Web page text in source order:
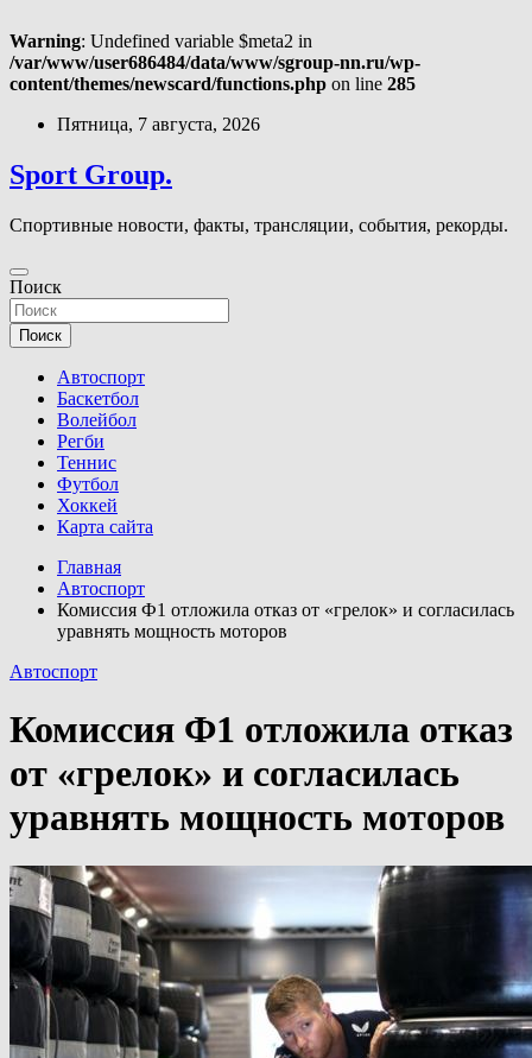
Warning: Undefined variable $meta2 in
/var/www/user686484/data/www/sgroup-nn.ru/wp-
content/themes/newscard/functions.php on line 285
Перейти
содержимому
Пятница, 7 августа, 2026
Sport Group.
Спортивные новости, факты, трансляции, события, рекорды.
Поиск
Поиск
Автоспорт
Баскетбол
Волейбол
Регби
Теннис
Футбол
Хоккей
Карта сайта
Главная
Автоспорт
Комиссия Ф1 отложила отказ от «грелок» и согласилась
уравнять мощность моторов
Автоспорт
Комиссия Ф1 отложила отказ
от «грелок» и согласилась
уравнять мощность моторов